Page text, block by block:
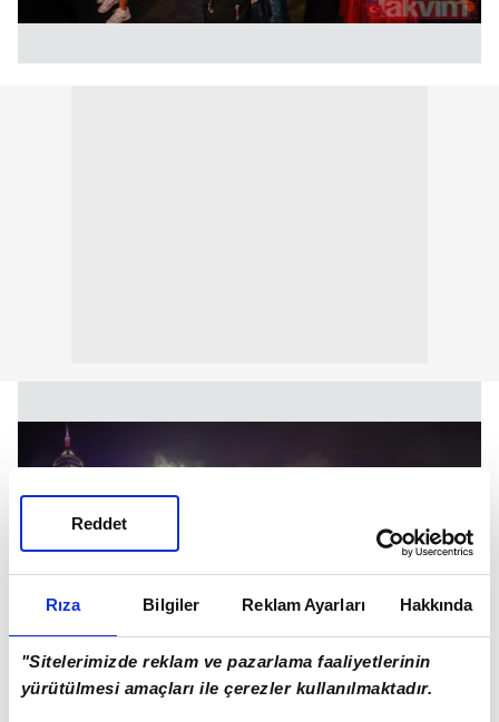
Rıza Bilgiler Reklam Ayarları Hakkında
"Sitelerimizde reklam ve pazarlama faaliyetlerinin
yürütülmesi amaçları ile çerezler kullanılmaktadır.
Reddet